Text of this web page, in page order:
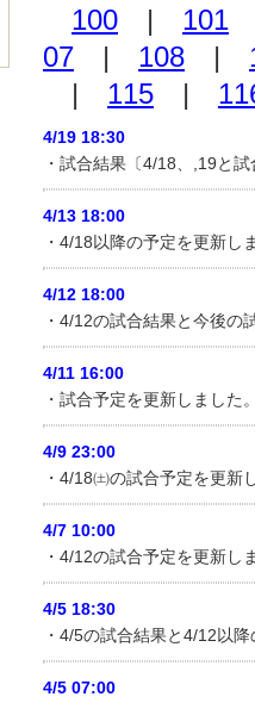
100 | 101
07 | 108 |
| 115 |
4/19 18:30
・試合結果〔4/18、,19と
4/13 18:00
・4/18以降の予定を更新し
4/12 18:00
・4/12の試合結果と今後
4/11 16:00
・試合予定を更新しました
4/9 23:00
・4/18㈯の試合予定を更新
4/7 10:00
・4/12の試合予定を更新
4/5 18:30
・4/5の試合結果と4/12以
4/5 07:00